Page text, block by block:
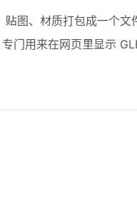
图、材质打包成一个文
门用来在网页里显示